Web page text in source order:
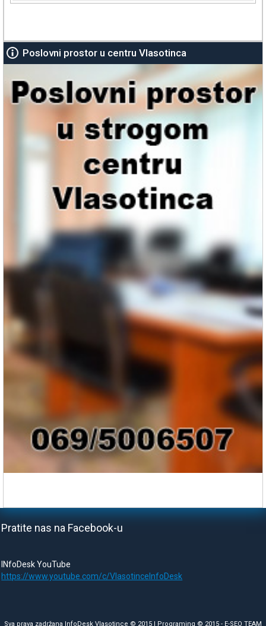
Poslovni prostor u centru Vlasotinca
Pratite nas na Facebook-u
INfoDesk YouTube
https://www.youtube.com/c/VlasotinceInfoDesk
Sva prava zadržana InfoDesk Vlasotince © 2015 | Programing © 2015 - E-SEO TEAM